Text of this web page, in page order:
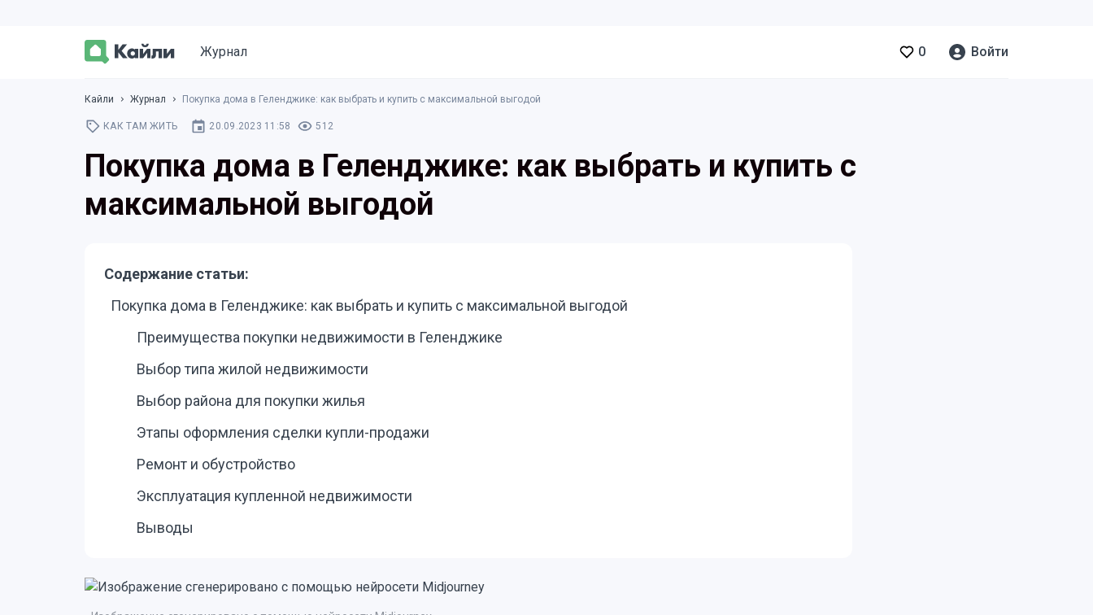
Журнал 0 Войти
Кайли Журнал Покупка дома в Геленджике: как выбрать и купить с максимальной выгодой
КАК ТАМ ЖИТЬ 20.09.2023 11:58 512
Покупка дома в Геленджике: как выбрать и купить с
максимальной выгодой
Содержание статьи:
Покупка дома в Геленджике: как выбрать и купить с максимальной выгодой
Преимущества покупки недвижимости в Геленджике
Выбор типа жилой недвижимости
Выбор района для покупки жилья
Этапы оформления сделки купли-продажи
Ремонт и обустройство
Эксплуатация купленной недвижимости
Выводы